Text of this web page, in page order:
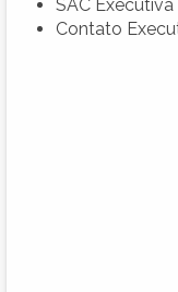
SAC
Contato